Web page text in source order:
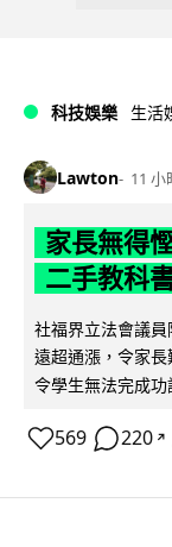
科技娛樂 生活
Lawton 11 小
家長無得
二手教科
社福界立法會議
遠超通漲，令家
令學生無法完成
569 220 ↗